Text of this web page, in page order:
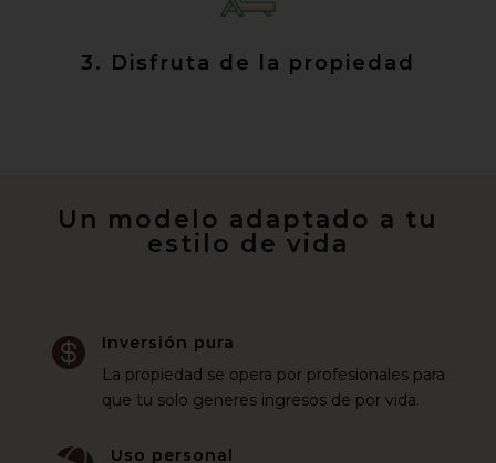
3. Disfruta de la propiedad
Un modelo adaptado a tu
estilo de vida

Inversión pura
La propiedad se opera por profesionales para
que tu solo generes ingresos de por vida.
Uso personal